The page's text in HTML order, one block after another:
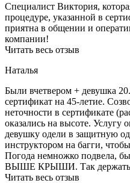
Специалист Виктория,
процедуре, указанной в
приятна в общении и
компании!
Читать весь отзыв
Наталья
Были вчетвером + девушка
сертификат на 45-летие.
неточности в сертификате
оказались на высоте. Услугу
девушку одели в защитную
инструктором на багги,
Погода немножко подвела,
ВЫШЕ КРЫШИ. Так держать.
Читать весь отзыв